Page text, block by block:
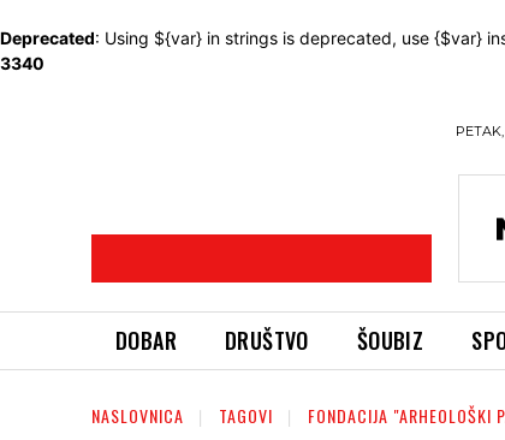
Deprecated: Using ${var} in strings is deprecated, use {$var}
3340
DOBAR DRUŠTVO ŠOUBIZ
NASLOVNICA TAGOVI FONDACIJA "ARHEOLOŠKI